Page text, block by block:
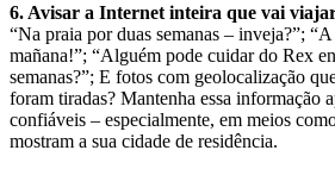
6. Avisar a Internet inteira que vai
“Na praia por duas semanas – inveja?”;
mañana!”; “Alguém pode cuidar do Rex
semanas?”; E fotos com geolocalização
foram tiradas? Mantenha essa informação
confiáveis – especialmente, em meios
mostram a sua cidade de residência.